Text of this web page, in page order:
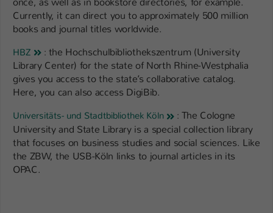
Currently, it can direct you to approximately 500 million
books and journal titles worldwide.
HBZ : the Hochschulbibliothekszentrum (University
Library Center) for the state of North Rhine-Westphalia
gives you access to the state’s collaborative catalog.
Here, you can also access DigiBib.
Universitäts- und Stadtbibliothek Köln : The Cologne
University and State Library is a special collection library
that focuses on business studies and social sciences. Like
the ZBW, the USB-Köln links to journal articles in its
OPAC.
Zweck
Einstellungen. Unter anderem eine zufällig
generierte ID, für die historische
Speicherung Ihrer vorgenommen
Betreiber dies eingestellt hat.
Name fe_typo_user / PHPSESSID
Anbieter TYPO3
Laufzeit 1 Woche